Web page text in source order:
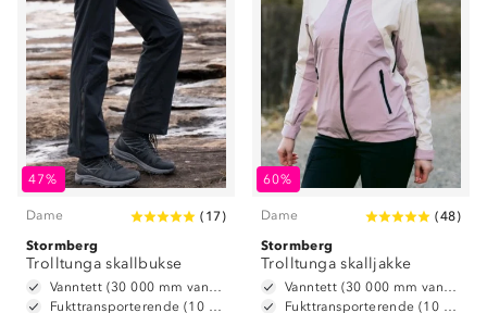
47%
Dame ( 17)
Stormberg
Trolltunga skallbukse
Vanntett (30 000 mm vannsøyle)
Fukttransporterende (10 000 g/m2/24t)
60%
Dame (48)
Stormberg
Trolltunga skalljakke
Vanntett (30 000 mm vannsøyle)
Fukttransporterende (10 000 g/m2/24t)